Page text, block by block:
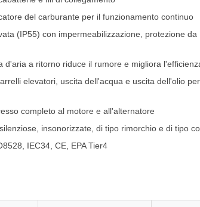
del carburante per il funzionamento continuo
(IP55) con impermeabilizzazione, protezione da
a ritorno riduce il rumore e migliora
elevatori, uscita dell'acqua e uscita dell'olio
completo al motore e all'alternatore
insonorizzate, di tipo rimorchio e di tipo
IEC34, CE, EPA Tier4